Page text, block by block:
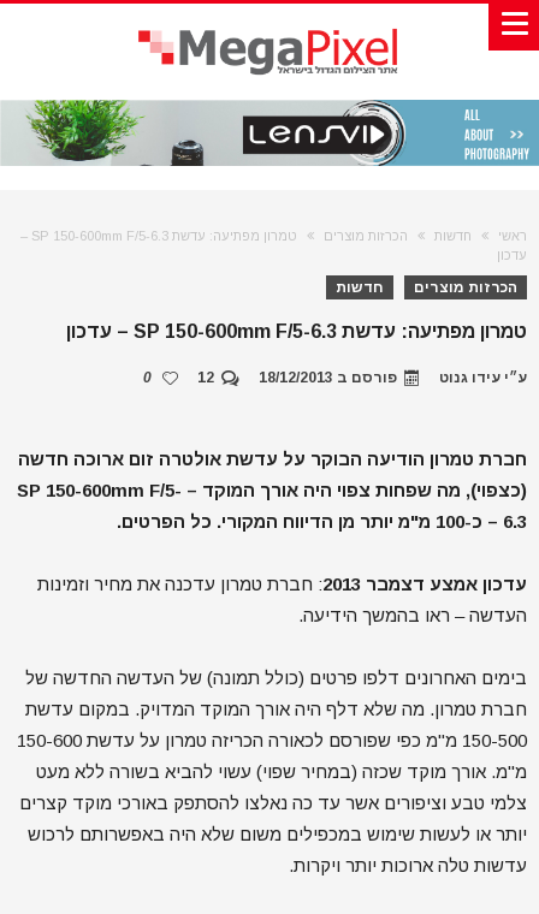
ראשי חדשות הכרזות מוצרים
טמרון מפתיעה: עדשת SP 150-600mm F/5-6.3 –
עדכון
הכרזות מוצרים חדשות
טמרון מפתיעה: עדשת SP 150-600mm F/5-6.3 – עדכון
ע״י עידו גנוט פורסם ב 18/12/2013
12
0
חברת טמרון הודיעה הבוקר על עדשת אולטרה זום ארוכה חדשה
(כצפוי), מה שפחות צפוי היה אורך המוקד – SP 150-600mm F/5-
6.3 – כ-100 מ"מ יותר מן הדיווח המקורי. כל הפרטים.
עדכון אמצע דצמבר 2013
: חברת טמרון עדכנה את מחיר וזמינות
העדשה – ראו בהמשך הידיעה.
בימים האחרונים דלפו פרטים (כולל תמונה) של העדשה החדשה של
חברת טמרון. מה שלא דלף היה אורך המוקד המדויק. במקום עדשת
150-500 מ"מ כפי שפורסם לכאורה הכריזה טמרון על עדשת 150-600
מ"מ. אורך מוקד שכזה (במחיר שפוי) עשוי להביא בשורה ללא מעט
צלמי טבע וציפורים אשר עד כה נאלצו להסתפק באורכי מוקד קצרים
יותר או לעשות שימוש במכפילים משום שלא היה באפשרותם לרכוש
עדשות טלה ארוכות יותר ויקרות.